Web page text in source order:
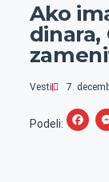
Ako
dinara,
Vesti 7.
Podeli:
F